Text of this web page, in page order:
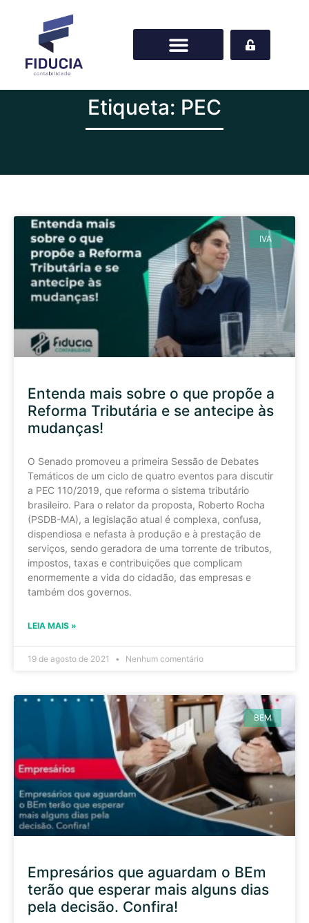
Etiqueta: PEC
IVA
Entenda mais sobre o que propõe a
Reforma Tributária e se antecipe às
mudanças!
O Senado promoveu a primeira Sessão de Debates
Temáticos de um ciclo de quatro eventos para discutir
a PEC 110/2019, que reforma o sistema tributário
brasileiro. Para o relator da proposta, Roberto Rocha
(PSDB-MA), a legislação atual é complexa, confusa,
dispendiosa e nefasta à produção e à prestação de
serviços, sendo geradora de uma torrente de tributos,
impostos, taxas e contribuições que complicam
enormemente a vida do cidadão, das empresas e
também dos governos.
LEIA MAIS »
19 de agosto de 2021 Nenhum comentário
BEM
Empresários que aguardam o BEm
terão que esperar mais alguns dias
pela decisão. Confira!